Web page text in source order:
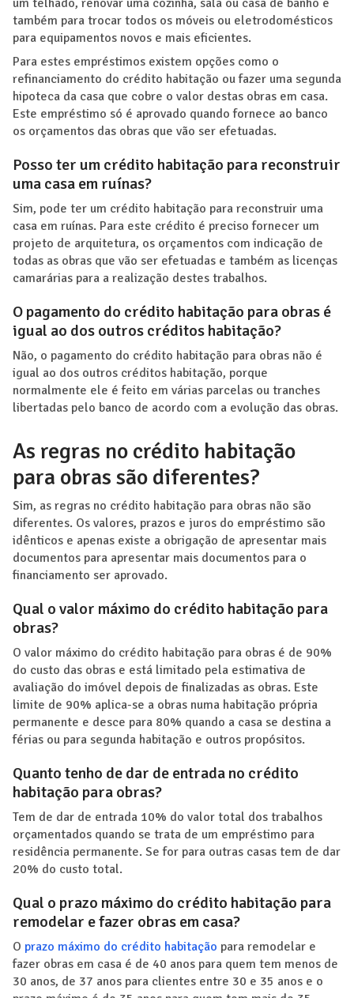
também para trocar todos os móveis ou eletrodomésticos
para equipamentos novos e mais eficientes.
Para estes empréstimos existem opções como o
refinanciamento do crédito habitação ou fazer uma segunda
hipoteca da casa que cobre o valor destas obras em casa.
Este empréstimo só é aprovado quando fornece ao banco
os orçamentos das obras que vão ser efetuadas.
Posso ter um crédito habitação para reconstruir
uma casa em ruínas?
Sim, pode ter um crédito habitação para reconstruir uma
casa em ruínas. Para este crédito é preciso fornecer um
projeto de arquitetura, os orçamentos com indicação de
todas as obras que vão ser efetuadas e também as licenças
camarárias para a realização destes trabalhos.
O pagamento do crédito habitação para obras é
igual ao dos outros créditos habitação?
Não, o pagamento do crédito habitação para obras não é
igual ao dos outros créditos habitação, porque
normalmente ele é feito em várias parcelas ou tranches
libertadas pelo banco de acordo com a evolução das obras.
As regras no crédito habitação
para obras são diferentes?
Sim, as regras no crédito habitação para obras não são
diferentes. Os valores, prazos e juros do empréstimo são
idênticos e apenas existe a obrigação de apresentar mais
documentos para apresentar mais documentos para o
financiamento ser aprovado.
Qual o valor máximo do crédito habitação para
obras?
O valor máximo do crédito habitação para obras é de 90%
do custo das obras e está limitado pela estimativa de
avaliação do imóvel depois de finalizadas as obras. Este
limite de 90% aplica-se a obras numa habitação própria
permanente e desce para 80% quando a casa se destina a
férias ou para segunda habitação e outros propósitos.
Quanto tenho de dar de entrada no crédito
habitação para obras?
Tem de dar de entrada 10% do valor total dos trabalhos
orçamentados quando se trata de um empréstimo para
residência permanente. Se for para outras casas tem de dar
20% do custo total.
Qual o prazo máximo do crédito habitação para
remodelar e fazer obras em casa?
O prazo máximo do crédito habitação para remodelar e
fazer obras em casa é de 40 anos para quem tem menos de
30 anos, de 37 anos para clientes entre 30 e 35 anos e o